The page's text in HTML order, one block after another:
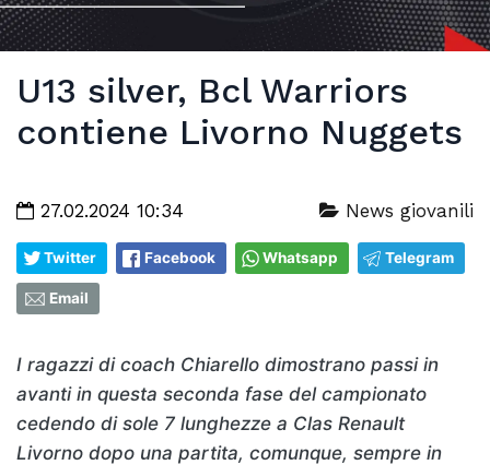
U13 silver, Bcl Warriors
contiene Livorno Nuggets
27.02.2024 10:34 News giovanili
Twitter Facebook Whatsapp Telegram
Email
I ragazzi di coach Chiarello dimostrano passi in
avanti in questa seconda fase del campionato
cedendo di sole 7 lunghezze a Clas Renault
Livorno dopo una partita, comunque, sempre in